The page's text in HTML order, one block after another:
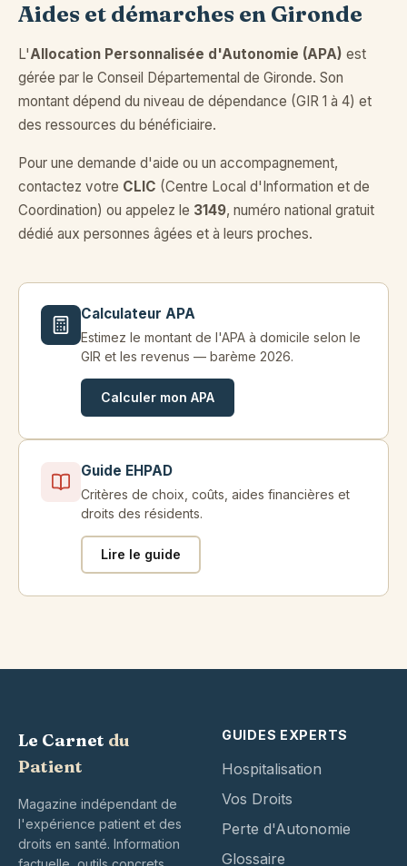
Aides et démarches en Gironde
L'Allocation Personnalisée d'Autonomie (APA) est
gérée par le Conseil Départemental de Gironde. Son
montant dépend du niveau de dépendance (GIR 1 à 4) et
des ressources du bénéficiaire.
Pour une demande d'aide ou un accompagnement,
contactez votre CLIC (Centre Local d'Information et de
Coordination) ou appelez le 3149, numéro national gratuit
dédié aux personnes âgées et à leurs proches.
Calculateur APA
Estimez le montant de l'APA à domicile selon le
GIR et les revenus — barème 2026.
Calculer mon APA
Guide EHPAD
Critères de choix, coûts, aides financières et
droits des résidents.
Lire le guide
Le Carnet du
Patient
Magazine indépendant de
l'expérience patient et des
droits en santé. Information
GUIDES EXPERTS
Hospitalisation
Vos Droits
Perte d'Autonomie
Glossaire